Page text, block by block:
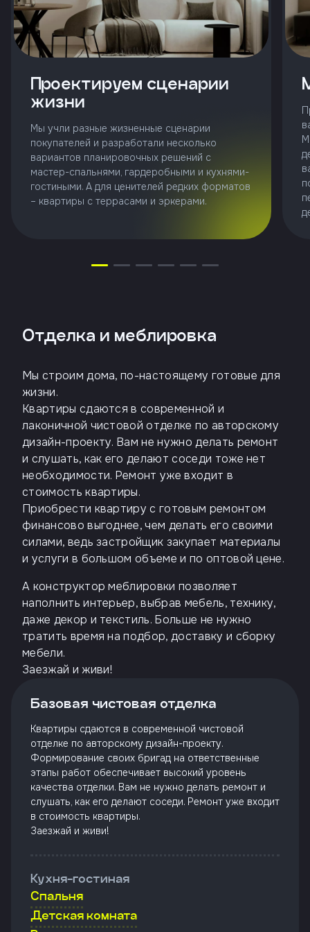
Проектируем сценарии
жизни
Мы учли разные жизненные сценарии
покупателей и разработали несколько
вариантов планировочных решений с
мастер-спальнями, гардеробными и кухнями-
гостиными. А для ценителей редких форматов
– квартиры с террасами и эркерами.
Отделка и меблировка
Мы строим дома, по-настоящему готовые для
жизни.
Квартиры сдаются в современной и
лаконичной чистовой отделке по авторскому
дизайн-проекту. Вам не нужно делать ремонт
и слушать, как его делают соседи тоже нет
необходимости. Ремонт уже входит в
стоимость квартиры.
Приобрести квартиру с готовым ремонтом
финансово выгоднее, чем делать его своими
силами, ведь застройщик закупает материалы
и услуги в большом объеме и по оптовой цене.
А конструктор меблировки позволяет
наполнить интерьер, выбрав мебель, технику,
даже декор и текстиль. Больше не нужно
тратить время на подбор, доставку и сборку
мебели.
Заезжай и живи!
Базовая чистовая отделка
Квартиры сдаются в современной чистовой
отделке по авторскому дизайн-проекту.
Формирование своих бригад на ответственные
этапы работ обеспечивает высокий уровень
качества отделки. Вам не нужно делать ремонт и
слушать, как его делают соседи. Ремонт уже входит
в стоимость квартиры.
Заезжай и живи!
Кухня-гостиная
Спальня
Детская комната
Клиент
участника
Агент
Телефон
Я
согласен
на
обработку
данных
и
с
условиями
политики
конфиденциальности
Откликнуться
Имя
Телефон
Добавьте файл резюме
согласен
на
обработку
персональных
данных